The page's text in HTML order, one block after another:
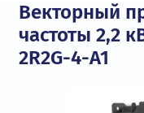
Векторный
частоты 2,2
2R2G-4-A1